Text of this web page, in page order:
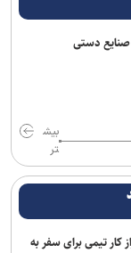
صنایع دستی
بیش
تر
کار تیمی برای سفر به